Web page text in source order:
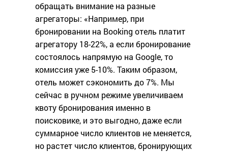
обращать внимание на разные
агрегаторы: «Например, при
бронировании на Booking отель платит
агрегатору 18-22%, а если бронирование
состоялось напрямую на Google, то
комиссия уже 5-10%. Таким образом,
отель может сэкономить до 7%. Мы
сейчас в ручном режиме увеличиваем
квоту бронирования именно в
поисковике, и это выгодно, даже если
суммарное число клиентов не меняется,
но растет число клиентов, бронирующих